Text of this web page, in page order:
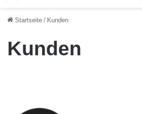
Startseite / Kunden
Kunden